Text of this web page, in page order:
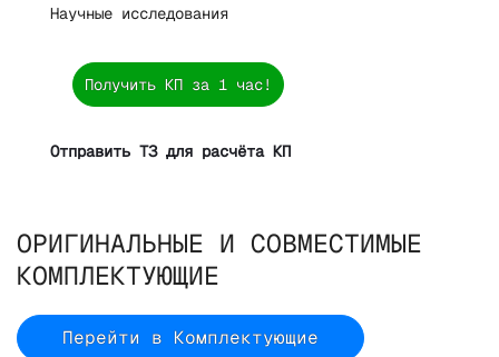
Научные исследования
Получить КП за 1 час!
Отправить ТЗ для расчёта КП
ОРИГИНАЛЬНЫЕ И СОВМЕСТИМЫЕ
КОМПЛЕКТУЮЩИЕ
Перейти в Комплектующие